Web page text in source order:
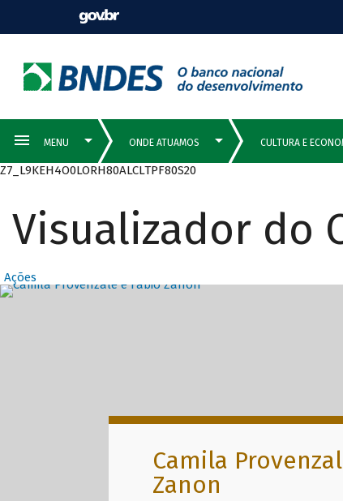
Z7_L9KEH4O0LORH80ALCLTPF80S20
Visualizador do
Ações
Destaques
Camila
Zanon